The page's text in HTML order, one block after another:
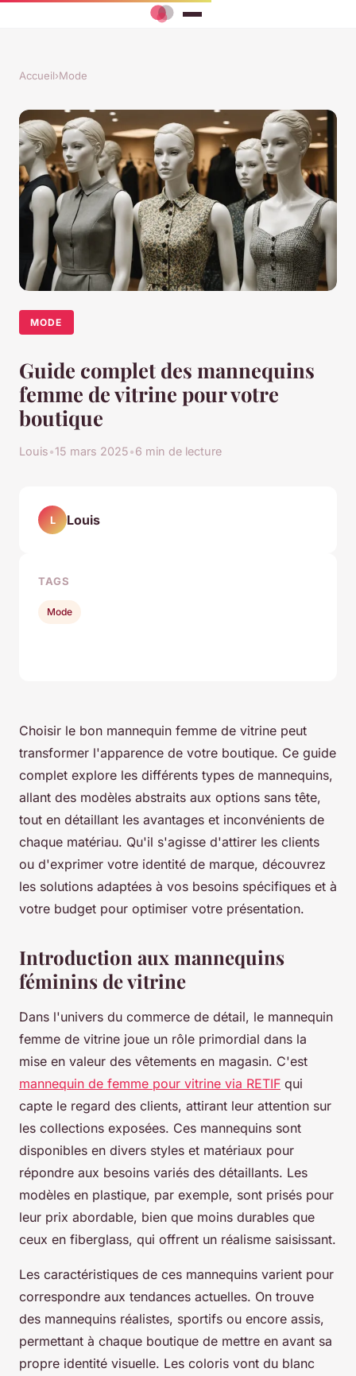
Accueil›Mode
MODE
Guide complet des mannequins
femme de vitrine pour votre
boutique
Louis•15 mars 2025•6 min de lecture
Choisir le bon mannequin femme de vitrine peut
transformer l'apparence de votre boutique. Ce guide
complet explore les différents types de mannequins,
allant des modèles abstraits aux options sans tête,
tout en détaillant les avantages et inconvénients de
chaque matériau. Qu'il s'agisse d'attirer les clients
ou d'exprimer votre identité de marque, découvrez
les solutions adaptées à vos besoins spécifiques et à
votre budget pour optimiser votre présentation.
Introduction aux mannequins
féminins de vitrine
Dans l'univers du commerce de détail, le mannequin
femme de vitrine joue un rôle primordial dans la
mise en valeur des vêtements en magasin. C'est
mannequin de femme pour vitrine via RETIF qui
capte le regard des clients, attirant leur attention sur
les collections exposées. Ces mannequins sont
disponibles en divers styles et matériaux pour
répondre aux besoins variés des détaillants. Les
modèles en plastique, par exemple, sont prisés pour
leur prix abordable, bien que moins durables que
ceux en fiberglass, qui offrent un réalisme saisissant.
Les caractéristiques de ces mannequins varient pour
correspondre aux tendances actuelles. On trouve
des mannequins réalistes, sportifs ou encore assis,
permettant à chaque boutique de mettre en avant sa
propre identité visuelle. Les coloris vont du blanc
L Louis
TAGS
Mode